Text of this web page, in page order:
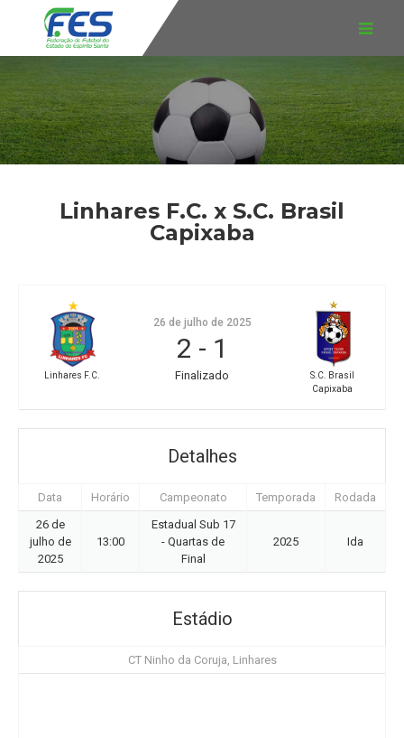
Linhares F.C. x S.C. Brasil
Capixaba
Linhares F.C.
S.C. Brasil
Capixaba
26 de julho de 2025
2 - 1
Finalizado
Detalhes
Data Horário Campeonato Temporada
Rodada
26 de
julho de
2025
13:00
Estadual Sub 17
- Quartas de
Final
2025 Ida
Estádio
CT Ninho da Coruja, Linhares